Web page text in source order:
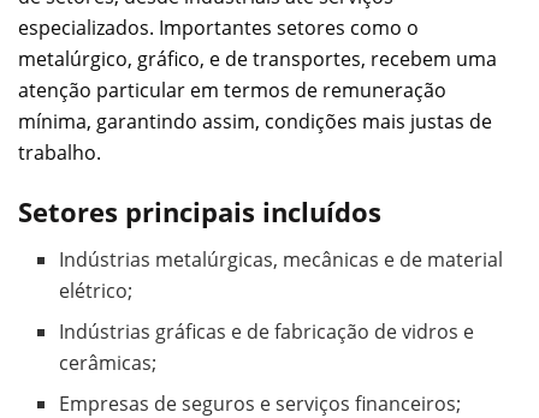
especializados. Importantes setores como o
metalúrgico, gráfico, e de transportes, recebem uma
atenção particular em termos de remuneração
mínima, garantindo assim, condições mais justas de
trabalho.
Setores principais incluídos
Indústrias metalúrgicas, mecânicas e de material
elétrico;
Indústrias gráficas e de fabricação de vidros e
cerâmicas;
Empresas de seguros e serviços financeiros;